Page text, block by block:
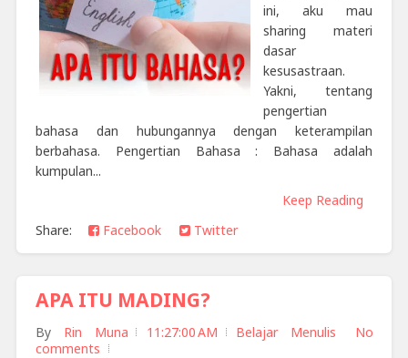
ini, aku mau
sharing materi
dasar
kesusastraan.
Yakni, tentang
pengertian
bahasa dan hubungannya dengan keterampilan
berbahasa. Pengertian Bahasa : Bahasa adalah
kumpulan...
Keep Reading
Share:
Facebook Twitter
APA ITU MADING?
By Rin Muna 11:27:00 AM Belajar Menulis
No
comments